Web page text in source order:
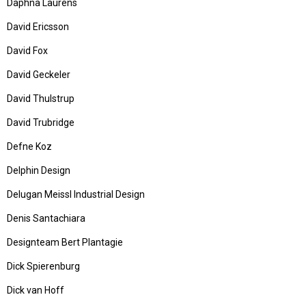
Daphna Laurens
David Ericsson
David Fox
David Geckeler
David Thulstrup
David Trubridge
Defne Koz
Delphin Design
Delugan Meissl Industrial Design
Denis Santachiara
Designteam Bert Plantagie
Dick Spierenburg
Dick van Hoff